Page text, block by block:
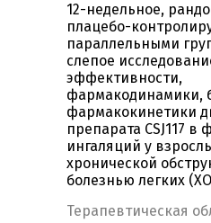
12-недельное,
плацебо-
параллельными
слепое
эффективности,
фармакодинамики,
фармакокинетики
препарата CSJ117 в
ингаляций у
хронической
болезнью легких
Терапевтическая